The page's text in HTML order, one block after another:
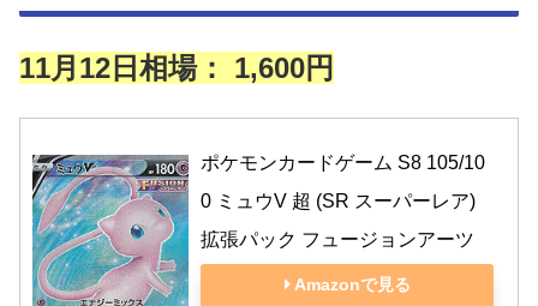
11月12日相場： 1,600円
ポケモンカードゲーム S8 105/10
0 ミュウV 超 (SR スーパーレア)
拡張パック フュージョンアーツ
Amazonで見る